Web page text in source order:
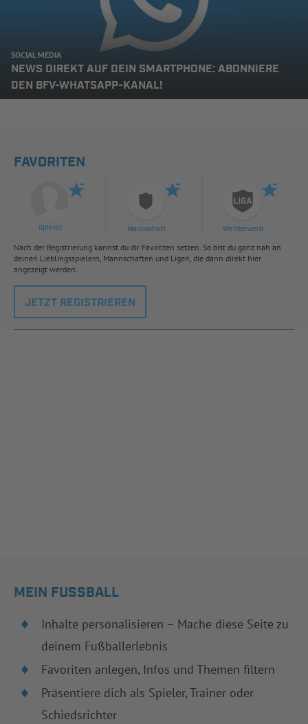
SOCIAL MEDIA
NEWS DIREKT AUF DEIN SMARTPHONE: ABONNIERE
DEN BFV-WHATSAPP-KANAL!
FAVORITEN
Spieler Mannschaft Wettbewerb
Nach der Registrierung kannst du dir Favoriten setzen. So bist du ganz nah an
deinen Lieblingsspielern, Mannschaften und Ligen, die dann direkt hier
angezeigt werden.
JETZT REGISTRIEREN
MEIN FUSSBALL
Inhalte personalisieren – Mache diese Seite zu
deinem Fußballerlebnis
Favoriten anlegen, Infos und Themen filtern
Präsentiere dich als Spieler, Trainer oder
Schiedsrichter